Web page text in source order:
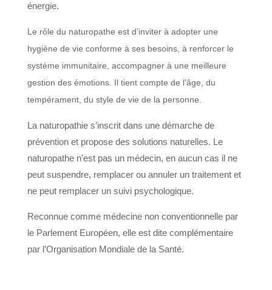
énergie.
Le rôle du naturopathe est d’inviter à adopter une
hygiène de vie conforme à ses besoins, à renforcer le
système immunitaire, accompagner à une meilleure
gestion des émotions. Il tient compte de l’âge, du
tempérament, du style de vie de la personne.
La naturopathie s’inscrit dans une démarche de
prévention et propose des solutions naturelles. Le
naturopathe n’est pas un médecin, en aucun cas il ne
peut suspendre, remplacer ou annuler un traitement et
ne peut remplacer un suivi psychologique.
Reconnue comme médecine non conventionnelle par
le Parlement Européen, elle est dite complémentaire
par l’Organisation Mondiale de la Santé.